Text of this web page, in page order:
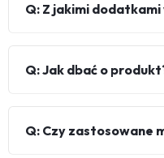
Q: Z jakimi
Q: Jak dbać o
Q: Czy zastosowane